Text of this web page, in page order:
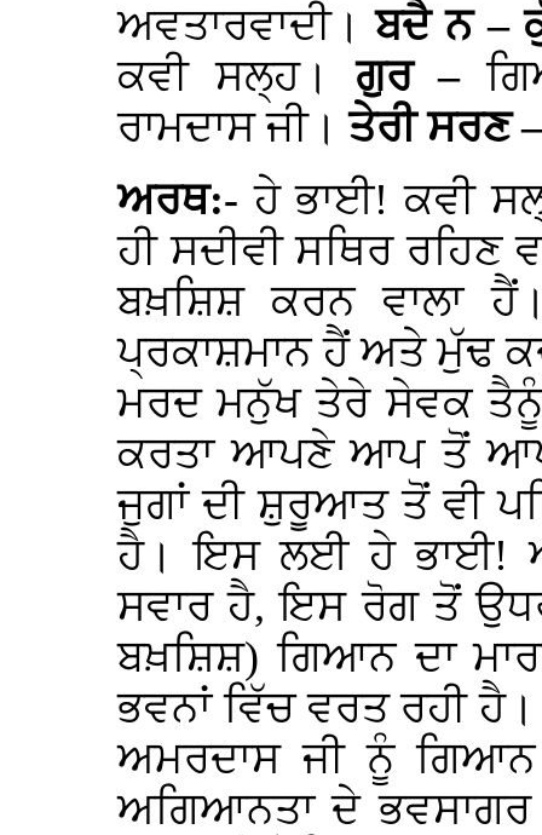
ਅਵਤਾਰਵਾਦੀ।ਬਦੈ ਨ –
ਕਵੀ ਸਲ੍ਹ।ਗੁਰ –
ਰਾਮਦਾਸ ਜੀ।ਤੇਰੀ ਸਰਣ
ਅਰਥ:-ਹੇ ਭਾਈ! ਕਵੀ
ਹੀ ਸਦੀਵੀ ਸਥਿਰ
ਬਖ਼ਸ਼ਿਸ਼ ਕਰਨ ਵਾਲਾ
ਪ੍ਰਕਾਸ਼ਮਾਨ ਹੈਂ ਅਤੇ ਮੁੱਢ
ਮਰਦ ਮਨੁੱਖ ਤੇਰੇ ਸੇਵਕ
ਕਰਤਾ ਆਪਣੇ ਆਪ ਤੋਂ ਆਪ
ਜੁਗਾਂ ਦੀ ਸ਼ੁਰੂਆਤ ਤੋਂ ਵੀ
ਹੈ। ਇਸ ਲਈ ਹੇ ਭਾਈ!
ਸਵਾਰ ਹੈ, ਇਸ ਰੋਗ ਤੋਂ
ਬਖ਼ਸ਼ਿਸ਼) ਗਿਆਨ ਦਾ
ਭਵਨਾਂ ਵਿੱਚ ਵਰਤ ਰਹੀ
ਅਮਰਦਾਸ ਜੀ ਨੂੰ ਗਿਆਨ
ਅਗਿਆਨਤਾ ਦੇ